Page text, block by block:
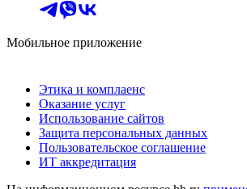
Мобильное приложение
Этика и комплаенс
Оказание услуг
Использование сайтов
Защита персональных данных
Пользовательское соглашение
ИТ аккредитация